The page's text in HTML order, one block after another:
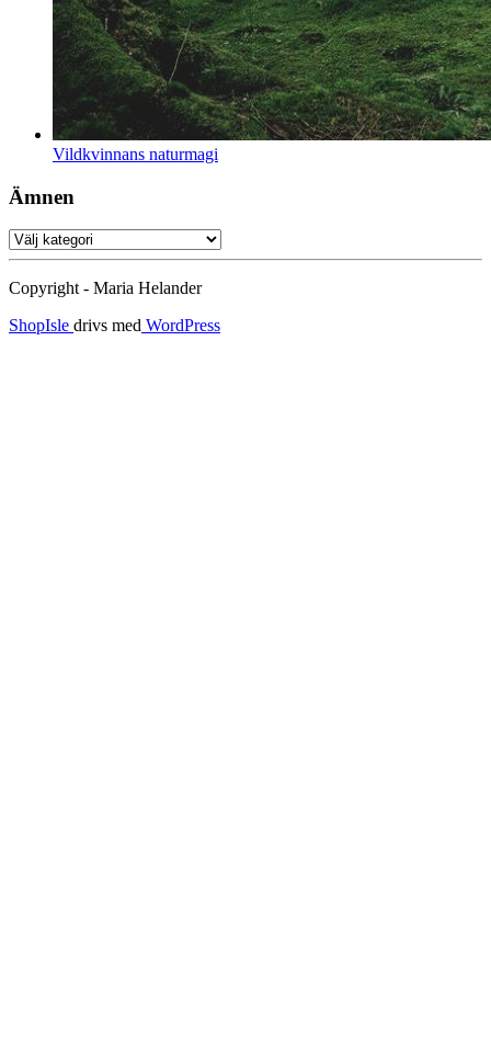
Vildkvinnans naturmagi
Ämnen
Ämnen
Copyright - Maria Helander
ShopIsle drivs med WordPress